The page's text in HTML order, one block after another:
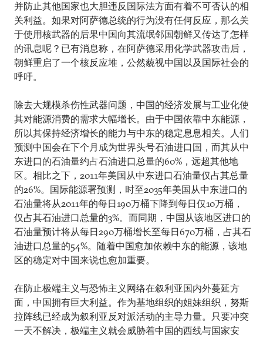
并防止其他国家也大胆违反国际法方面有着不可否认的相
关利益。如果对阿萨德总统的行为没有任何反应，那么关
于使用核武器的后果中国向其流氓邻国朝鲜又传达了怎样
的讯息呢？已有消息称，在阿萨德采用化学武器攻击后，
朝鲜重启了一个核反应堆，公然藐视中国以及国际社会的
呼吁。
除去大规模杀伤性武器问题，中国的经济发展与工业化使
其对能源消费的需求大幅增长。由于中国依靠中东能源，
所以其保持经济增长的能力与中东的稳定息息相关。人们
预测中国会在下个月成为世界头号石油进口国，而其从中
东进口的石油量约占石油进口总量的60%，远超其他地
区。相比之下，2011年美国从中东进口石油量仅占其总量
的26%。国际能源署预测，时至2035年美国从中东进口的
石油量将从2011年的每日190万桶下降到每日仅10万桶，
仅占其石油进口总量的3%。而同期，中国从该地区进口的
石油量预计将从每日290万桶增长至每日670万桶，占其石
油进口总量的54%。随着中国愈加依赖中东的能源，该地
区的稳定对中国来说也愈加重要。
在防止极端主义与恐怖主义网络在叙利亚国内外蔓延方
面，中国拥有巨大利益。作为基地组织的姐妹组织，努斯
拉阵线已经成为叙利亚反对派活动的主导力量。只要冲突
一天不解决，极端主义就会威胁着中国的西线与国家安